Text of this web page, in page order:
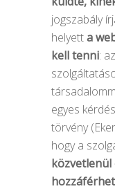
jogszabály
helyetta
kell tenni:
egyes
törvény
hogy a
közvetlenül